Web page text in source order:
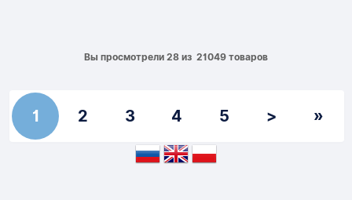
Вы просмотрели 28 из 21049 товаров
1 2 3 4 5 > »